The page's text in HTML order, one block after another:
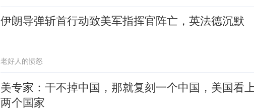
伊朗导弹斩首行动致美军指挥官阵亡，英法德沉默
老好人的愤怒
美专家：干不掉中国，那就复刻一个中国，美国看
两个国家